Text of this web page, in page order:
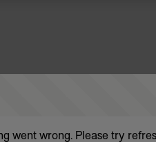
went wrong. Please try